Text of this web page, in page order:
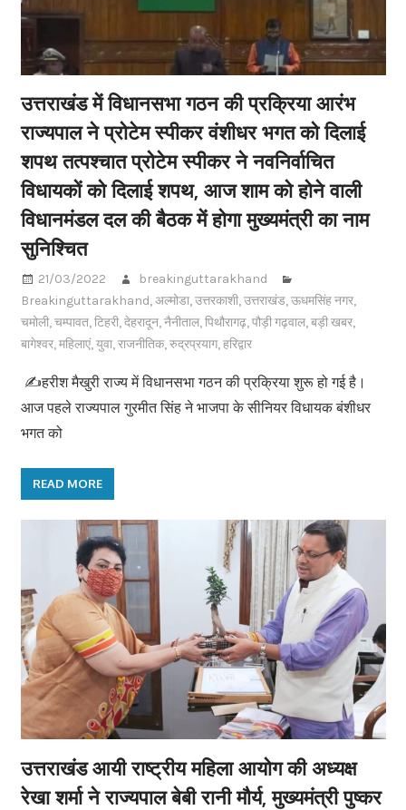
उत्तराखंड में विधानसभा गठन की प्रक्रिया आरंभ
राज्यपाल ने प्रोटेम स्पीकर वंशीधर भगत को दिलाई
शपथ तत्पश्चात प्रोटेम स्पीकर ने नवनिर्वाचित
विधायकों को दिलाई शपथ, आज शाम को होने वाली
विधानमंडल दल की बैठक में होगा मुख्यमंत्री का नाम
सुनिश्चित
21/03/2022
breakinguttarakhand
Breakinguttarakhand,अल्मोडा,उत्तरकाशी,उत्तराखंड,ऊधमसिंह नगर,
चमोली,चम्पावत,टिहरी,देहरादून,नैनीताल,पिथौरागढ़,पौड़ी गढ़वाल,बड़ी खबर,
बागेश्वर,महिलाएं,युवा,राजनीतिक,रुद्रप्रयाग,हरिद्वार
✍️हरीश मैखुरी राज्य में विधानसभा गठन की प्रक्रिया शुरू हो गई है।
आज पहले राज्यपाल गुरमीत सिंह ने भाजपा के सीनियर विधायक बंशीधर
भगत को
READ MORE
उत्तराखंड आयी राष्ट्रीय महिला आयोग की अध्यक्ष
रेखा शर्मा ने राज्यपाल बेबी रानी मौर्य, मुख्यमंत्री पुष्कर